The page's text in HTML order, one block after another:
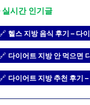
실시간 인기글
🔗 헬스 지방 음식 후기 – 다
🔗 다이어트 지방 안 먹으면
🔗 다이어트 지방 추천 후기